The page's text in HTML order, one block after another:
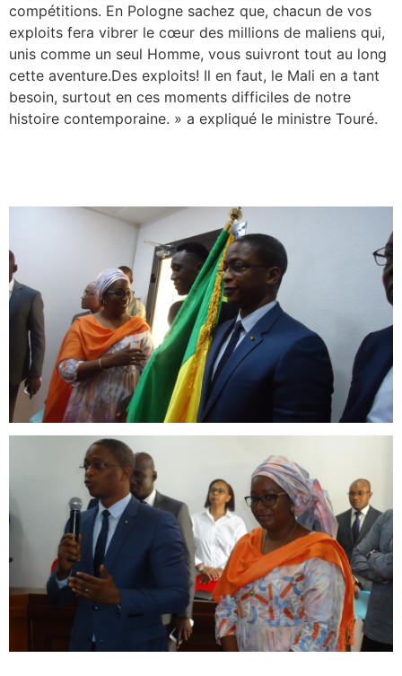
compétitions. En Pologne sachez que, chacun de vos
exploits fera vibrer le cœur des millions de maliens qui,
unis comme un seul Homme, vous suivront tout au long
cette aventure.Des exploits! Il en faut, le Mali en a tant
besoin, surtout en ces moments difficiles de notre
histoire contemporaine. » a expliqué le ministre Touré.